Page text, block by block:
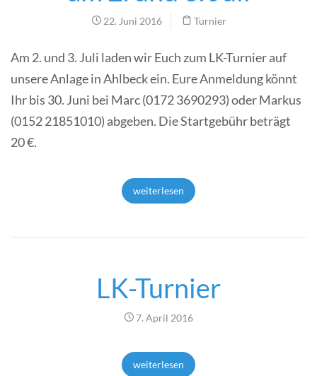
22. Juni 2016 Turnier
Am 2. und 3. Juli laden wir Euch zum LK-Turnier auf
unsere Anlage in Ahlbeck ein. Eure Anmeldung könnt
Ihr bis 30. Juni bei Marc (0172 3690293) oder Markus
(0152 21851010) abgeben. Die Startgebühr beträgt
20 €.
weiterlesen
LK-Turnier
7. April 2016
weiterlesen